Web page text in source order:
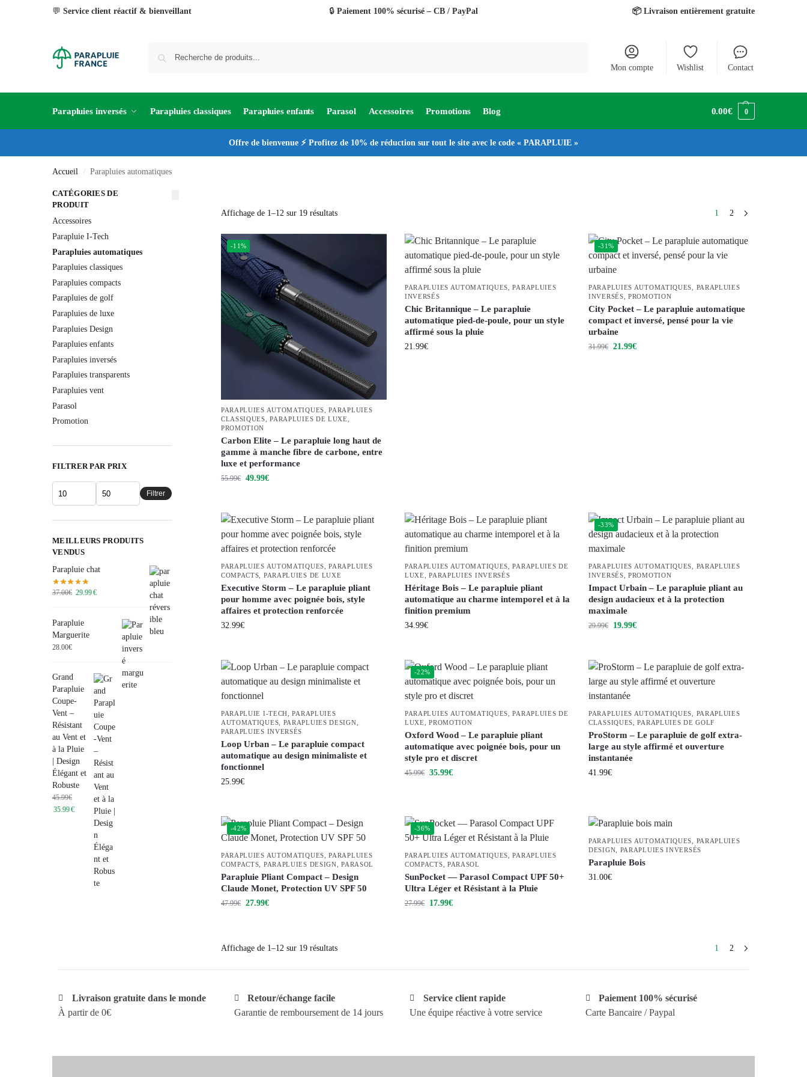
💬 Service client réactif & bienveillant 🔒 Paiement 100% sécurisé – CB / PayPal 📦 Livraison entièrement gratuite
Mon compte Wishlist Contact
Parapluies inversés Parapluies classiques Parapluies enfants Parasol Accessoires Promotions Blog 0.00€ 0
Offre de bienvenue ⚡ Profitez de 10% de réduction sur tout le site avec le code « PARAPLUIE »
Accueil / Parapluies automatiques
Affichage de 1–12 sur 19 résultats 1 2
-11%
PARAPLUIES AUTOMATIQUES ,PARAPLUIES
CLASSIQUES ,PARAPLUIES DE LUXE
PROMOTION
Carbon Elite – Le parapluie long haut de
gamme à manche fibre de carbone, entre
luxe et performance
55.99€ 49.99€
PARAPLUIES AUTOMATIQUES ,PARAPLUIES
INVERSÉS
Chic Britannique – Le parapluie
automatique pied-de-poule, pour un style
affirmé sous la pluie
21.99€
-31%
PARAPLUIES AUTOMATIQUES
PARAPLUIES
INVERSÉS ,PROMOTION
City Pocket – Le parapluie automatique
compact et inversé, pensé pour la vie
urbaine
31.99€ 21.99€
PARAPLUIES AUTOMATIQUES ,PARAPLUIES
COMPACTS
PARAPLUIES DE LUXE
Executive Storm – Le parapluie pliant
pour homme avec poignée bois, style
affaires et protection renforcée
32.99€
PARAPLUIES AUTOMATIQUES ,PARAPLUIES DE
LUXE ,PARAPLUIES INVERSÉS
Héritage Bois – Le parapluie pliant
automatique au charme intemporel et à la
finition premium
34.99€
-33%
PARAPLUIES AUTOMATIQUES
PARAPLUIES
INVERSÉS ,PROMOTION
Impact Urbain – Le parapluie pliant au
design audacieux et à la protection
maximale
29.99€ 19.99€
PARAPLUIE I-TECH ,PARAPLUIES
AUTOMATIQUES
PARAPLUIES DESIGN
PARAPLUIES INVERSÉS
Loop Urban – Le parapluie compact
automatique au design minimaliste et
fonctionnel
25.99€
-22%
PARAPLUIES AUTOMATIQUES ,PARAPLUIES DE
LUXE ,PROMOTION
Oxford Wood – Le parapluie pliant
automatique avec poignée bois, pour un
style pro et discret
45.99€ 35.99€
PARAPLUIES AUTOMATIQUES
PARAPLUIES
CLASSIQUES ,PARAPLUIES DE GOLF
ProStorm – Le parapluie de golf extra-
large au style affirmé et ouverture
instantanée
41.99€
-42%
PARAPLUIES AUTOMATIQUES ,PARAPLUIES
COMPACTS
PARAPLUIES DESIGN ,PARASOL
Parapluie Pliant Compact – Design
Claude Monet, Protection UV SPF 50
47.99€ 27.99€
-36%
PARAPLUIES AUTOMATIQUES ,PARAPLUIES
COMPACTS
PARASOL
SunPocket — Parasol Compact UPF 50+
Ultra Léger et Résistant à la Pluie
27.99€ 17.99€
PARAPLUIES AUTOMATIQUES
PARAPLUIES
DESIGN
PARAPLUIES INVERSÉS
Parapluie Bois
31.00€
Affichage de 1–12 sur 19 résultats 1 2
CATÉGORIES DE
PRODUIT
Accessoires
Parapluie I-Tech
Parapluies automatiques
Parapluies classiques
Parapluies compacts
Parapluies de golf
Parapluies de luxe
Parapluies Design
Parapluies enfants
Parapluies inversés
Parapluies transparents
Parapluies vent
Parasol
Promotion
FILTRER PAR PRIX
Filtrer
MEILLEURS PRODUITS
VENDUS
Parapluie chat
37.00€ 29.99€
Parapluie
Marguerite
28.00€
Grand
Parapluie
Coupe-
Vent –
Résistant
au Vent et
à la Pluie
| Design
Élégant et
Robuste
45.99€
35.99€
Livraison gratuite dans le monde
À partir de 0€
Retour/échange facile
Garantie de remboursement de 14 jours
Service client rapide
Une équipe réactive à votre service
Paiement 100% sécurisé
Carte Bancaire / Paypal